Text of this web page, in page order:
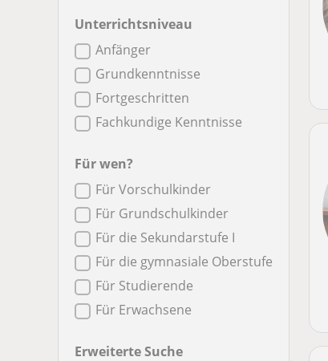
Unterrichtsniveau
Anfänger
Grundkenntnisse
Fortgeschritten
Fachkundige Kenntnisse
Für wen?
Für Vorschulkinder
Für Grundschulkinder
Für die Sekundarstufe I
Für die gymnasiale Oberstufe
Für Studierende
Für Erwachsene
Erweiterte Suche